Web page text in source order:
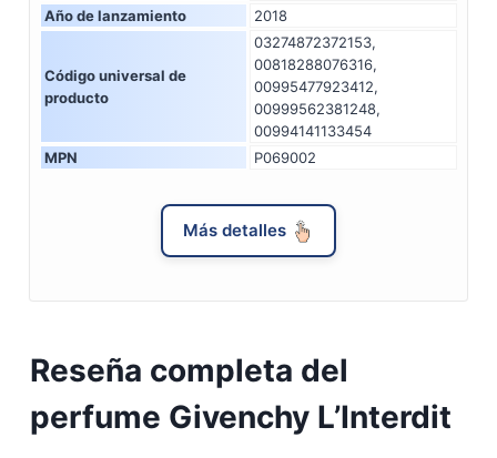
Año de lanzamiento
2018
Código universal de
producto
03274872372153,
00818288076316,
00995477923412,
00999562381248,
00994141133454
MPN
P069002
Más detalles
Reseña completa del
perfume Givenchy L’Interdit